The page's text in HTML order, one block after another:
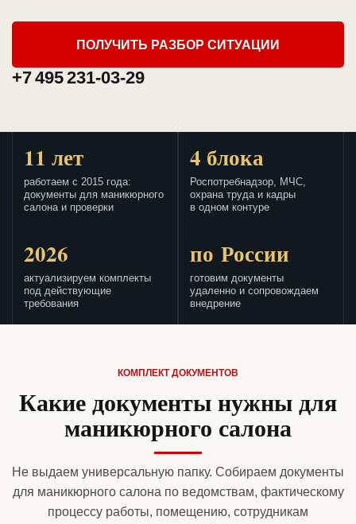
ПОЛУЧИТЬ РАЗБОР СИТУАЦИИ
+7 495 231-03-29
11 лет
работаем с 2015 года:
документы для маникюрного
салона и проверки
4 блока
Роспотребнадзор, МЧС,
охрана труда и кадры
в одном контуре
2026
актуализируем комплекты
под действующие
требования
по России
готовим документы
удаленно и сопровождаем
внедрение
КОМПЛЕКТ ДОКУМЕНТОВ
Какие документы нужны для
маникюрного салона
Не выдаем универсальную папку. Собираем документы
для маникюрного салона по ведомствам, фактическому
процессу работы, помещению, сотрудникам